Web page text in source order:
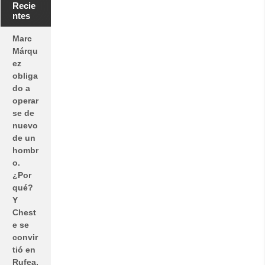
Recie
ntes
Marc
Márqu
ez
obliga
do a
operar
se de
nuevo
de un
hombr
o.
¿Por
qué?
Y
Chest
e se
convir
tió en
Rufea,